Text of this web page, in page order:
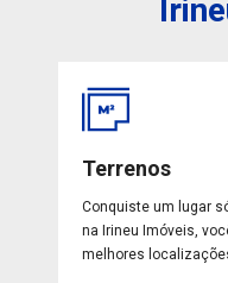
Terrenos
Conquiste um lugar
na Irineu Imóveis,
melhores